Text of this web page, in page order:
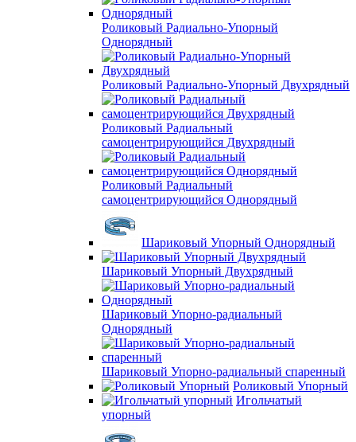
Роликовый Радиально-Упорный
Однорядный
Роликовый Радиально-Упорный Двухрядный
Роликовый Радиальный
самоцентрирующийся Двухрядный
Роликовый Радиальный
самоцентрирующийся Однорядный
Шариковый Упорный Однорядный
Шариковый Упорный Двухрядный
Шариковый Упорно-радиальный
Однорядный
Шариковый Упорно-радиальный спаренный
Роликовый Упорный
Игольчатый
упорный